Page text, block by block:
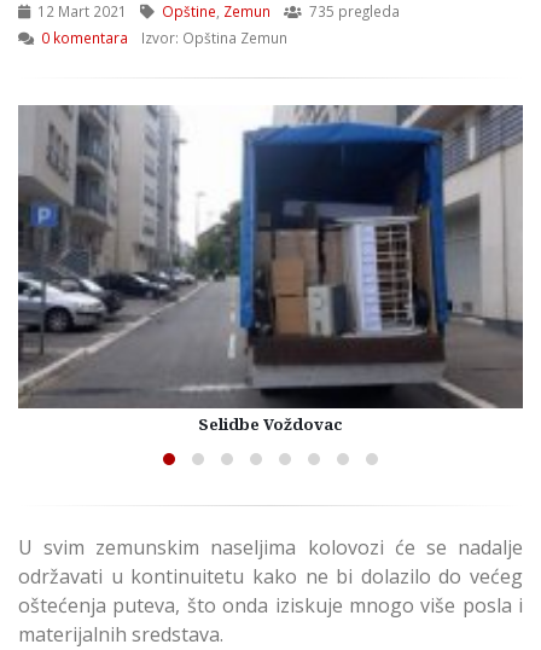
12 Mart 2021 Opštine, Zemun
735 pregleda
0 komentara
Izvor: Opština Zemun
Selidbe Voždovac
U svim zemunskim naseljima kolovozi će se nadalje
održavati u kontinuitetu kako ne bi dolazilo do većeg
oštećenja puteva, što onda iziskuje mnogo više posla i
materijalnih sredstava.